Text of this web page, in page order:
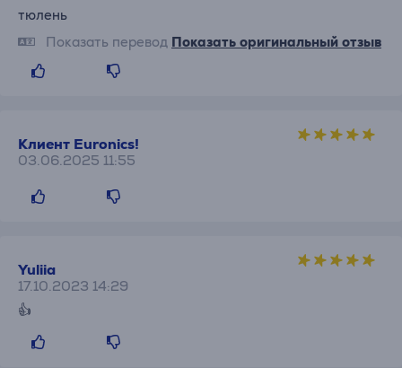
тюлень
Показать перевод Показать оригинальный отзыв
Клиент Euronics!
03.06.2025 11:55
Yuliia
17.10.2023 14:29
👍